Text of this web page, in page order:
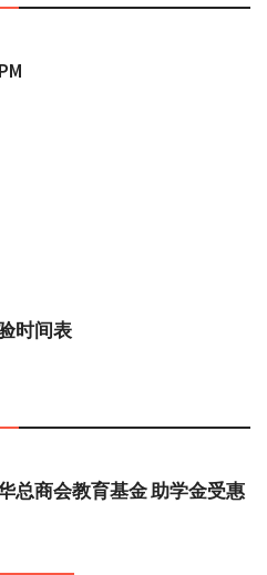
时间表
总商会教育基金 助学金受惠